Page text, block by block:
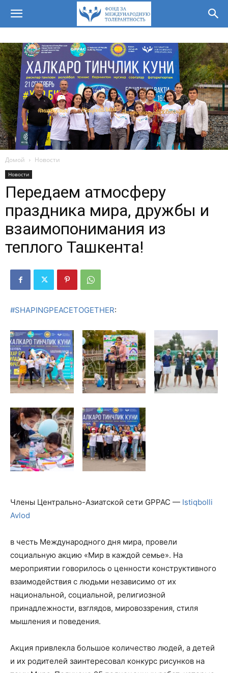
Домой Новости
Новости
Передаем атмосферу
праздника мира, дружбы и
взаимопонимания из
теплого Ташкента!
#SHAPINGPEACETOGETHER:
Члены Центрально-Азиатской сети GPPAC — Istiqbolli
Avlod
в честь Международного дня мира, провели
социальную акцию «Мир в каждой семье». На
мероприятии говорилось о ценности конструктивного
взаимодействия с людьми независимо от их
национальной, социальной, религиозной
принадлежности, взглядов, мировоззрения, стиля
мышления и поведения.
Акция привлекла большое количество людей, а детей
и их родителей заинтересовал конкурс рисунков на